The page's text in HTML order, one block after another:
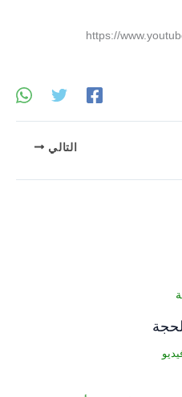
https://
التالي